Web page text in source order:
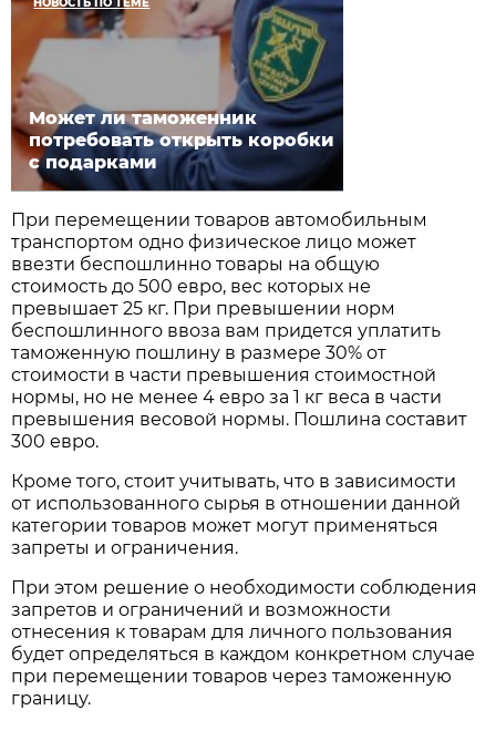
Может ли таможенник
потребовать открыть коробки
с подарками
При перемещении товаров автомобильным
транспортом одно физическое лицо может
ввезти беспошлинно товары на общую
стоимость до 500 евро, вес которых не
превышает 25 кг. При превышении норм
беспошлинного ввоза вам придется уплатить
таможенную пошлину в размере 30% от
стоимости в части превышения стоимостной
нормы, но не менее 4 евро за 1 кг веса в части
превышения весовой нормы. Пошлина составит
300 евро.
Кроме того, стоит учитывать, что в зависимости
от использованного сырья в отношении данной
категории товаров может могут применяться
запреты и ограничения.
При этом решение о необходимости соблюдения
запретов и ограничений и возможности
отнесения к товарам для личного пользования
будет определяться в каждом конкретном случае
при перемещении товаров через таможенную
границу.